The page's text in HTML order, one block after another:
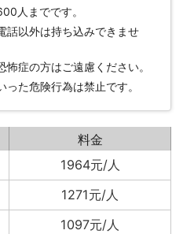
人までです。
話以外は持ち込みできませ
症の方はご遠慮ください。
た危険行為は禁止です。
料金
1964元/人
1271元/人
1097元/人